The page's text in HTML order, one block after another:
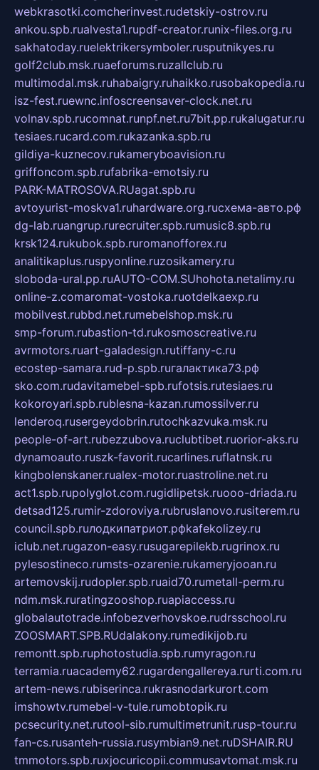
webkrasotki.comcherinvest.rudetskiy-ostrov.ru
ankou.spb.rualvesta1.rupdf-creator.runix-files.org.ru
sakhatoday.ruelektrikersymboler.rusputnikyes.ru
golf2club.msk.ruaeforums.ruzallclub.ru
multimodal.msk.ruhabaigry.ruhaikko.rusobakopedia.ru
isz-fest.ruewnc.infoscreensaver-clock.net.ru
volnav.spb.rucomnat.runpf.net.ru7bit.pp.rukalugatur.ru
tesiaes.rucard.com.rukazanka.spb.ru
gildiya-kuznecov.rukameryboavision.ru
griffoncom.spb.rufabrika-emotsiy.ru
PARK-MATROSOVA.RUagat.spb.ru
avtoyurist-moskva1.ruhardware.org.ruсхема-авто.рф
dg-lab.ruangrup.rurecruiter.spb.rumusic8.spb.ru
krsk124.rukubok.spb.ruromanofforex.ru
analitikaplus.ruspyonline.ruzosikamery.ru
sloboda-ural.pp.ruAUTO-COM.SUhohota.netalimy.ru
online-z.comaromat-vostoka.ruotdelkaexp.ru
mobilvest.rubbd.net.rumebelshop.msk.ru
smp-forum.rubastion-td.rukosmoscreative.ru
avrmotors.ruart-galadesign.rutiffany-c.ru
ecostep-samara.rud-p.spb.ruгалактика73.рф
sko.com.rudavitamebel-spb.rufotsis.rutesiaes.ru
kokoroyari.spb.rublesna-kazan.rumossilver.ru
lenderoq.rusergeydobrin.rutochkazvuka.msk.ru
people-of-art.rubezzubova.ruclubtibet.ruorior-aks.ru
dynamoauto.ruszk-favorit.rucarlines.ruflatnsk.ru
kingbolenskaner.rualex-motor.ruastroline.net.ru
act1.spb.rupolyglot.com.rugidlipetsk.ruooo-driada.ru
detsad125.rumir-zdoroviya.rubruslanovo.rusiterem.ru
council.spb.ruлодкипатриот.рфkafekolizey.ru
iclub.net.rugazon-easy.rusugarepilekb.rugrinox.ru
pylesostineco.rumsts-ozarenie.rukameryjooan.ru
artemovskij.rudopler.spb.ruaid70.rumetall-perm.ru
ndm.msk.ruratingzooshop.ruapiaccess.ru
globalautotrade.infobezverhovskoe.rudrsschool.ru
ZOOSMART.SPB.RUdalakony.rumedikijob.ru
remontt.spb.ruphotostudia.spb.rumyragon.ru
terramia.ruacademy62.rugardengallereya.rurti.com.ru
artem-news.rubiserinca.rukrasnodarkurort.com
imshowtv.rumebel-v-tule.rumobtopik.ru
pcsecurity.net.rutool-sib.rumultimetrunit.rusp-tour.ru
fan-cs.rusanteh-russia.rusymbian9.net.ruDSHAIR.RU
tmmotors.spb.ruxjocuricopii.commusavtomat.msk.ru